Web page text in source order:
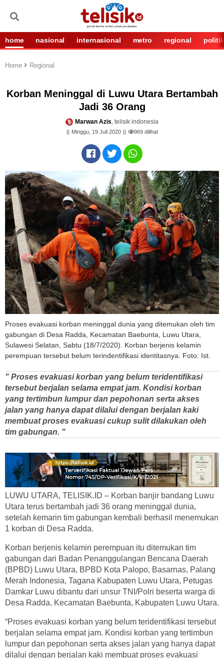
home nasional internasional metro regional politik
Home Regional
Korban Meninggal di Luwu Utara Bertambah
Jadi 36 Orang
Marwan Azis, telisik indonesia
Minggu, 19 Juli 2020 969dilihat
Proses evakuasi korban meninggal dunia yang ditemukan oleh tim
gabungan di Desa Radda, Kecamatan Baebunta, Luwu Utara,
Sulawesi Selatan, Sabtu (18/7/2020). Korban berjenis kelamin
perempuan tersebut belum terindentifikasi identitasnya. Foto: Ist.
" Proses evakuasi korban yang belum teridentifikasi
tersebut berjalan selama empat jam. Kondisi korban
yang tertimbun lumpur dan pepohonan serta akses
jalan yang hanya dapat dilalui dengan berjalan kaki
membuat proses evakuasi cukup sulit dilakukan oleh
tim gabungan. "
LUWU UTARA, TELISIK.ID – Korban banjir bandang Luwu
Utara terus bertambah jadi 36 orang meninggal dunia,
setelah kemarin tim gabungan kembali berhasil menemukan
1 korban di Desa Radda.
Korban berjenis kelamin perempuan itu ditemukan tim
gabungan dari Badan Penanggulangan Bencana Daerah
(BPBD) Luwu Utara, BPBD Kota Palopo, Basarnas, Palang
Merah Indonesia, Tagana Kabupaten Luwu Utara, Petugas
Damkar Luwu dibantu dari unsur TNI/Polri beserta warga di
Desa Radda, Kecamatan Baebunta, Kabupaten Luwu Utara.
“Proses evakuasi korban yang belum teridentifikasi tersebut
berjalan selama empat jam. Kondisi korban yang tertimbun
lumpur dan pepohonan serta akses jalan yang hanya dapat
dilalui dengan berjalan kaki membuat proses evakuasi